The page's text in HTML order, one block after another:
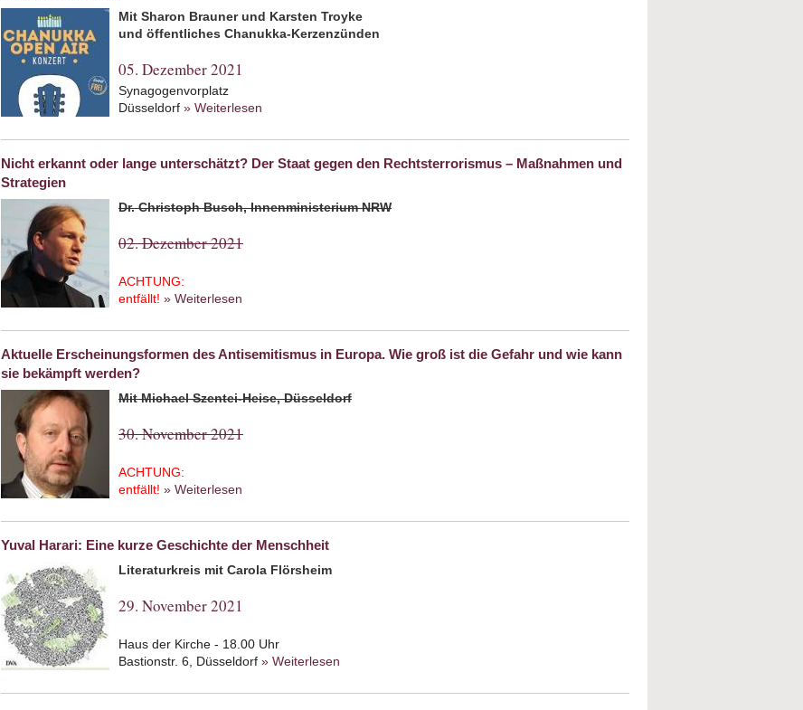
Mit Sharon Brauner und Karsten Troyke
und öffentliches Chanukka-Kerzenzünden
05. Dezember 2021
Synagogenvorplatz
Düsseldorf » Weiterlesen
Nicht erkannt oder lange unterschätzt? Der Staat gegen den Rechtsterrorismus – Maßnahmen und
Strategien
Dr. Christoph Busch, Innenministerium NRW
02. Dezember 2021
ACHTUNG:
entfällt! » Weiterlesen
Aktuelle Erscheinungsformen des Antisemitismus in Europa. Wie groß ist die Gefahr und wie kann
sie bekämpft werden?
Mit Michael Szentei-Heise, Düsseldorf
30. November 2021
ACHTUNG:
entfällt! » Weiterlesen
Yuval Harari: Eine kurze Geschichte der Menschheit
Literaturkreis mit Carola Flörsheim
29. November 2021
Haus der Kirche - 18.00 Uhr
Bastionstr. 6, Düsseldorf » Weiterlesen